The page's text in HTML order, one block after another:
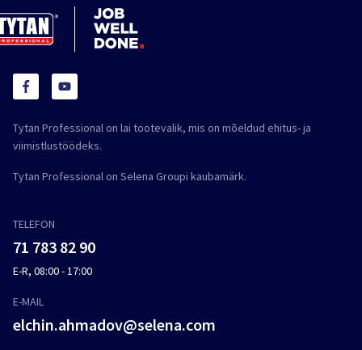
Tytan Professional on lai tootevalik, mis on mõeldud ehitus- ja
viimistlustöödeks.
Tytan Professional on Selena Groupi kaubamärk.
TELEFON
71 783 82 90
E-R, 08:00 - 17:00
E-MAIL
elchin.ahmadov@selena.com